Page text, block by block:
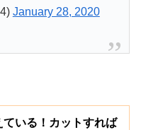
January 28, 2020
いる！カットすれば